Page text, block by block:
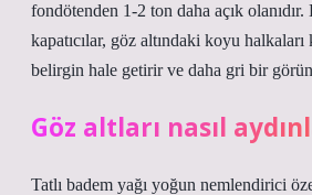
fondötenden 1-2 ton daha açık olanıdır.
kapatıcılar, göz altındaki koyu
belirgin hale getirir ve daha gri bir
Göz altları nasıl
Tatlı badem yağı yoğun nemlendirici